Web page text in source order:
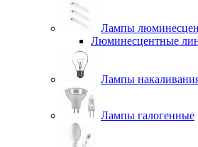
Лампы
Люминесцентные
Лампы
Лампы галогенные